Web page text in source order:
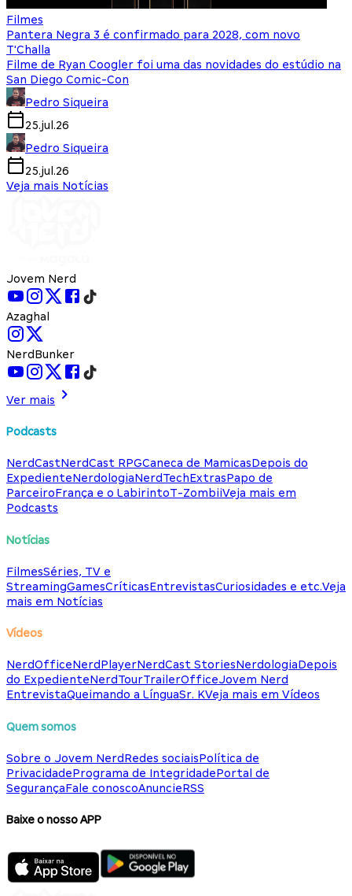
Filmes
Pantera Negra 3 é confirmado para 2028, com novo
T'Challa
Filme de Ryan Coogler foi uma das novidades do estúdio na
San Diego Comic-Con
Pedro Siqueira
25.jul.26
Pedro Siqueira
25.jul.26
Veja mais Notícias
Jovem Nerd
Azaghal
NerdBunker
Ver mais
Podcasts
NerdCastNerdCast RPGCaneca de MamicasDepois do
ExpedienteNerdologiaNerdTechExtrasPapo de
ParceiroFrança e o LabirintoT-ZombiiVeja mais em
Podcasts
Notícias
FilmesSéries, TV e
StreamingGamesCríticasEntrevistasCuriosidades e etc.Veja
mais em Notícias
Vídeos
NerdOfficeNerdPlayerNerdCast StoriesNerdologiaDepois
do ExpedienteNerdTourTrailerOfficeJovem Nerd
EntrevistaQueimando a LínguaSr. KVeja mais em Vídeos
Quem somos
Sobre o Jovem NerdRedes sociaisPolítica de
PrivacidadePrograma de IntegridadePortal de
SegurançaFale conoscoAnuncieRSS
Baixe o nosso APP